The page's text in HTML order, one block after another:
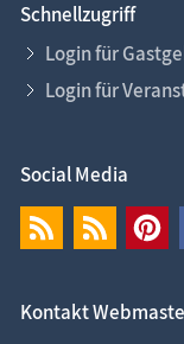
Schnellzugriff
Login für
Login für
Social Media
Kontakt